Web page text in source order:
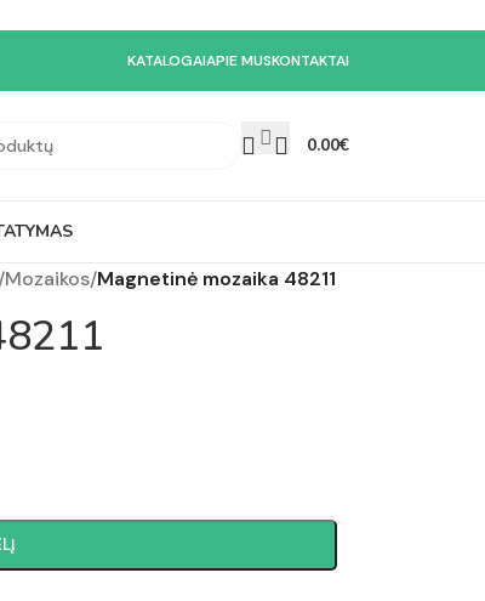
KATALOGAIAPIE MUSKONTAKTAI
0.00€
Mozaikos/Magnetinė mozaika 48211